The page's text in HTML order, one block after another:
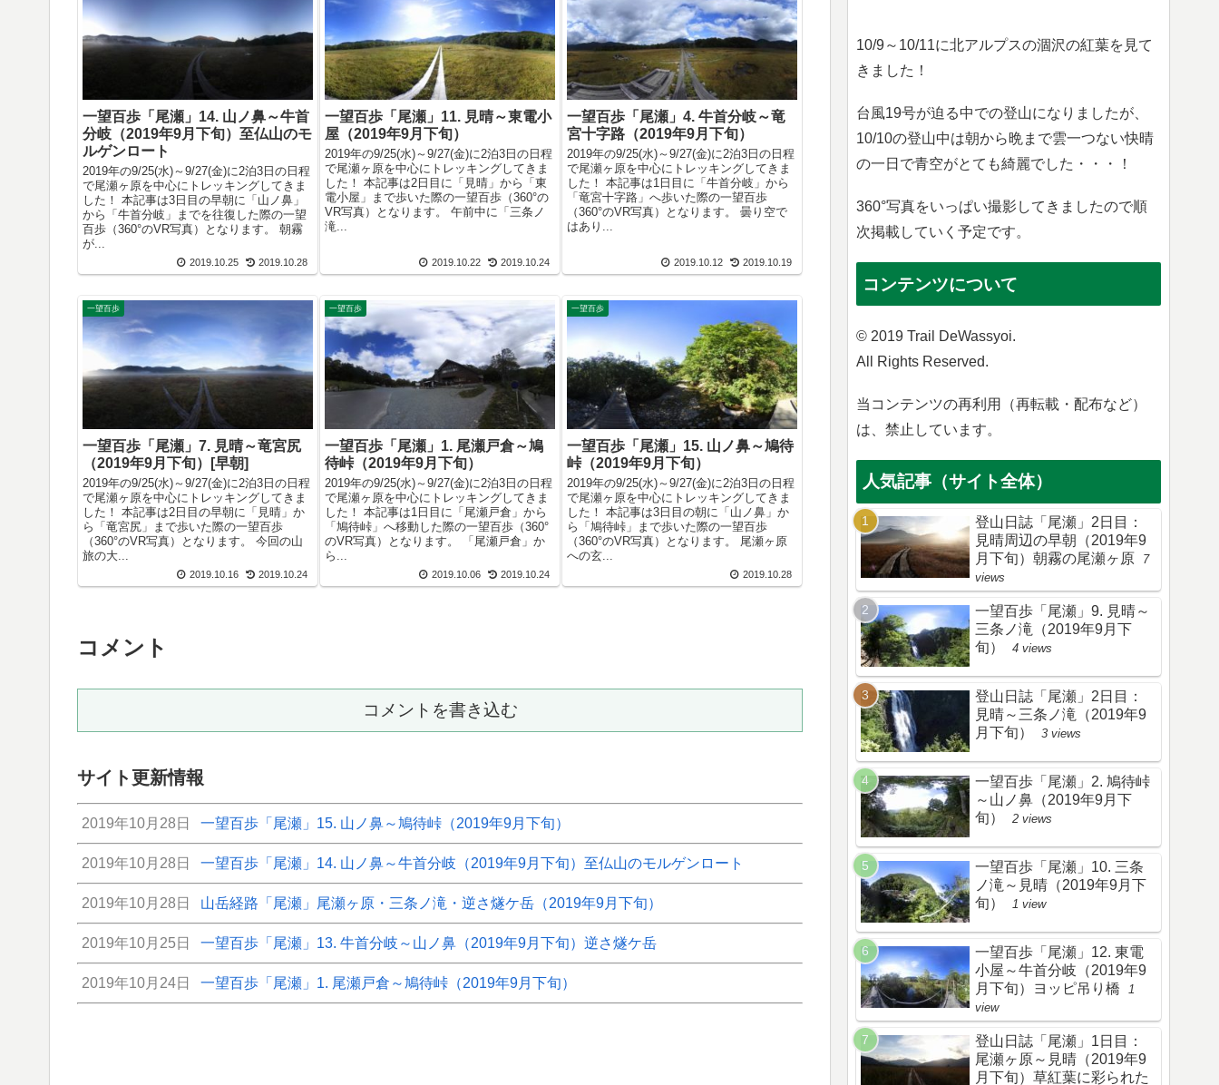
一望百歩「尾瀬」14. 山ノ鼻～牛首
分岐（2019年9月下旬）至仏山のモ
ルゲンロート
2019年の9/25(水)～9/27(金)に2泊3日の日程
で尾瀬ヶ原を中心にトレッキングしてきま
した！ 本記事は3日目の早朝に「山ノ鼻」
から「牛首分岐」までを往復した際の一望
百歩（360°のVR写真）となります。 朝霧
が...
2019.10.25 2019.10.28
一望百歩「尾瀬」11. 見晴～東電小
屋（2019年9月下旬）
2019年の9/25(水)～9/27(金)に2泊3日の日程
で尾瀬ヶ原を中心にトレッキングしてきま
した！ 本記事は2日目に「見晴」から「東
電小屋」まで歩いた際の一望百歩（360°の
VR写真）となります。 午前中に「三条ノ
滝...
2019.10.22 2019.10.24
一望百歩「尾瀬」4. 牛首分岐～竜
宮十字路（2019年9月下旬）
2019年の9/25(水)～9/27(金)に2泊3日の日程
で尾瀬ヶ原を中心にトレッキングしてきま
した！ 本記事は1日目に「牛首分岐」から
「竜宮十字路」へ歩いた際の一望百歩
（360°のVR写真）となります。 曇り空で
はあり...
2019.10.12 2019.10.19
一望百歩
一望百歩「尾瀬」7. 見晴～竜宮尻
（2019年9月下旬）[早朝]
2019年の9/25(水)～9/27(金)に2泊3日の日程
で尾瀬ヶ原を中心にトレッキングしてきま
した！ 本記事は2日目の早朝に「見晴」か
ら「竜宮尻」まで歩いた際の一望百歩
（360°のVR写真）となります。 今回の山
旅の大...
2019.10.16 2019.10.24
一望百歩
一望百歩「尾瀬」1. 尾瀬戸倉～鳩
待峠（2019年9月下旬）
2019年の9/25(水)～9/27(金)に2泊3日の日程
で尾瀬ヶ原を中心にトレッキングしてきま
した！ 本記事は1日目に「尾瀬戸倉」から
「鳩待峠」へ移動した際の一望百歩（360°
のVR写真）となります。 「尾瀬戸倉」か
ら...
2019.10.06 2019.10.24
一望百歩
一望百歩「尾瀬」15. 山ノ鼻～鳩待
峠（2019年9月下旬）
2019年の9/25(水)～9/27(金)に2泊3日の日程
で尾瀬ヶ原を中心にトレッキングしてきま
した！ 本記事は3日目の朝に「山ノ鼻」か
ら「鳩待峠」まで歩いた際の一望百歩
（360°のVR写真）となります。 尾瀬ヶ原
への玄...
2019.10.28
コメント
コメントを書き込む
サイト更新情報
2019年10月28日 一望百歩「尾瀬」15. 山ノ鼻～鳩待峠（2019年9月下旬）
2019年10月28日 一望百歩「尾瀬」14. 山ノ鼻～牛首分岐（2019年9月下旬）至仏山のモルゲンロート
2019年10月28日 山岳経路「尾瀬」尾瀬ヶ原・三条ノ滝・逆さ燧ケ岳（2019年9月下旬）
2019年10月25日 一望百歩「尾瀬」13. 牛首分岐～山ノ鼻（2019年9月下旬）逆さ燧ケ岳
2019年10月24日 一望百歩「尾瀬」1. 尾瀬戸倉～鳩待峠（2019年9月下旬）
10/9～10/11に北アルプスの涸沢の紅葉を見て
きました！
台風19号が迫る中での登山になりましたが、
10/10の登山中は朝から晩まで雲一つない快晴
の一日で青空がとても綺麗でした・・・！
360°写真をいっぱい撮影してきましたので順
次掲載していく予定です。
コンテンツについて
© 2019 Trail DeWassyoi.
All Rights Reserved.
当コンテンツの再利用（再転載・配布など）
は、禁止しています。
人気記事（サイト全体）
登山日誌「尾瀬」2日目：
見晴周辺の早朝（2019年9
月下旬）朝霧の尾瀬ヶ原
7
views
一望百歩「尾瀬」9. 見晴～
三条ノ滝（2019年9月下
旬）
4 views
登山日誌「尾瀬」2日目：
見晴～三条ノ滝（2019年9
月下旬）
3 views
一望百歩「尾瀬」2. 鳩待峠
～山ノ鼻（2019年9月下
旬）
2 views
一望百歩「尾瀬」10. 三条
ノ滝～見晴（2019年9月下
旬）
1 view
一望百歩「尾瀬」12. 東電
小屋～牛首分岐（2019年9
月下旬）ヨッピ吊り橋
1
view
登山日誌「尾瀬」1日目：
尾瀬ヶ原～見晴（2019年9
月下旬）草紅葉に彩られた